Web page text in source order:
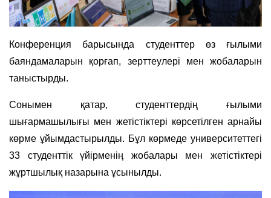
Конференция барысында студенттер өз ғылыми
баяндамаларын қорғап, зерттеулері мен жобаларын
таныстырды.
Сонымен қатар, студенттердің ғылыми
шығармашылығы мен жетістіктері көрсетілген арнайы
көрме ұйымдастырылды. Бұл көрмеде университеттегі
33 студенттік үйірменің жобалары мен жетістіктері
жұртшылық назарына ұсынылды.